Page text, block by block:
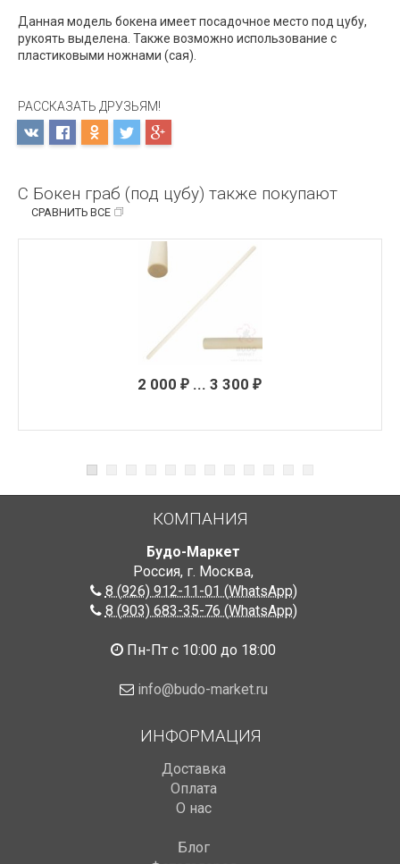
Данная модель бокена имеет посадочное место под цубу,
рукоять выделена. Также возможно использование с
пластиковыми ножнами (сая).
РАССКАЗАТЬ ДРУЗЬЯМ!
С Бокен граб (под цубу) также покупают
СРАВНИТЬ ВСЕ
2 000 ₽... 3 300 ₽
КОМПАНИЯ
Будо-Маркет
Россия, г. Москва,
8 (926) 912-11-01 (WhatsApp)
8 (903) 683-35-76 (WhatsApp)
Пн-Пт с 10:00 до 18:00
info@budo-market.ru
ИНФОРМАЦИЯ
Доставка
Оплата
О нас
Блог